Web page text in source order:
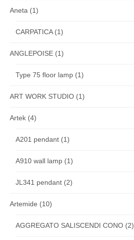
Aneta (1)
CARPATICA(1)
ANGLEPOISE (1)
Type 75 floor lamp (1)
ART WORK STUDIO (1)
Artek (4)
A201 pendant (1)
A910 wall lamp (1)
JL341 pendant (2)
Artemide (10)
AGGREGATO SALISCENDI CONO (2)